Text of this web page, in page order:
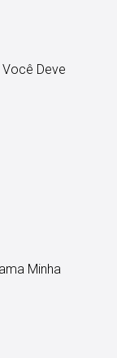
Deve
Minha